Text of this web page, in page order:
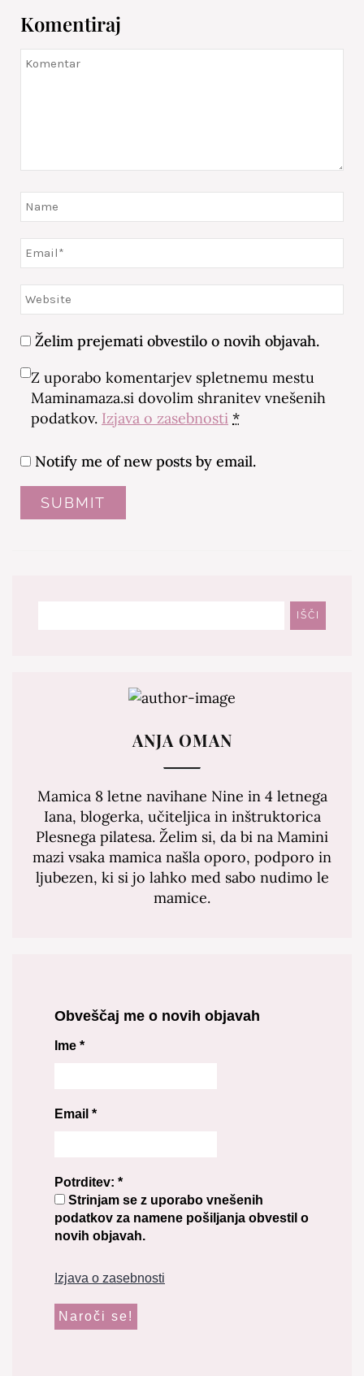
Komentiraj
Želim prejemati obvestilo o novih objavah.
Z uporabo komentarjev spletnemu mestu
Maminamaza.si dovolim shranitev vnešenih
podatkov. Izjava o zasebnosti *
Notify me of new posts by email.
IŠČI
ANJA OMAN
Mamica 8 letne navihane Nine in 4 letnega
Iana, blogerka, učiteljica in inštruktorica
Plesnega pilatesa. Želim si, da bi na Mamini
mazi vsaka mamica našla oporo, podporo in
ljubezen, ki si jo lahko med sabo nudimo le
mamice.
Obveščaj me o novih objavah
Ime *
Email *
Potrditev: *
Strinjam se z uporabo vnešenih
podatkov za namene pošiljanja obvestil o
novih objavah.
Izjava o zasebnosti